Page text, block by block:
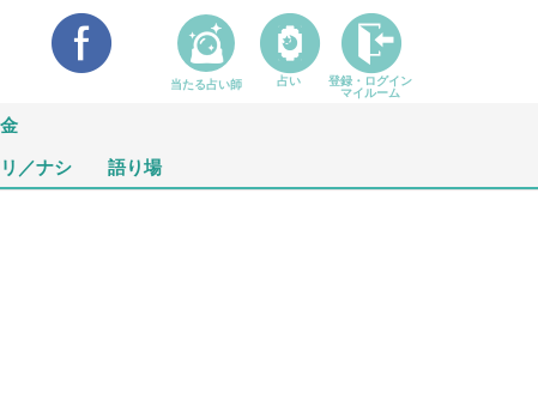
／ナシ 語り場
当たる占い師 占い
登録・ログイン
マイルーム